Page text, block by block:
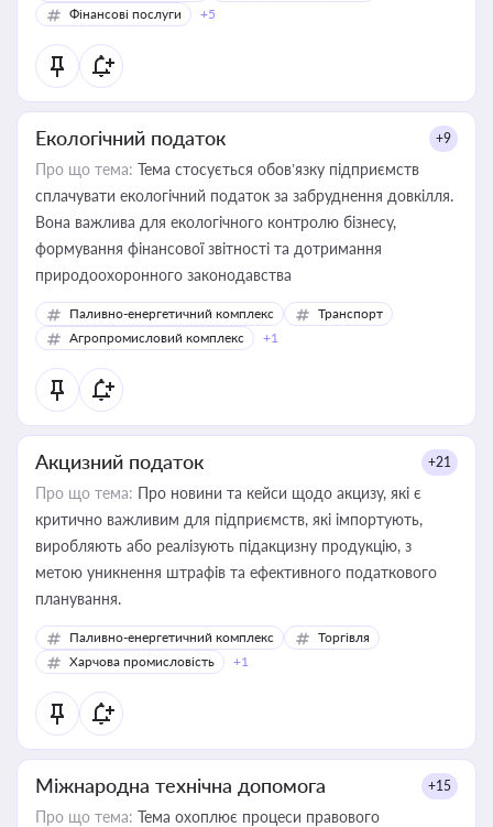
Фінансові послуги
+5
Екологічний податок +9
Про що тема: Тема стосується обов’язку підприємств
сплачувати екологічний податок за забруднення довкілля.
Вона важлива для екологічного контролю бізнесу,
формування фінансової звітності та дотримання
природоохоронного законодавства
Паливно-енергетичний комплекс
Транспорт
Агропромисловий комплекс
+1
Акцизний податок +21
Про що тема: Про новини та кейси щодо акцизу, які є
критично важливим для підприємств, які імпортують,
виробляють або реалізують підакцизну продукцію, з
метою уникнення штрафів та ефективного податкового
планування.
Паливно-енергетичний комплекс
Торгівля
Харчова промисловість
+1
Міжнародна технічна допомога +15
Про що тема: Тема охоплює процеси правового